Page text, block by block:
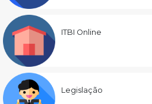
ITBI Online
Legislação